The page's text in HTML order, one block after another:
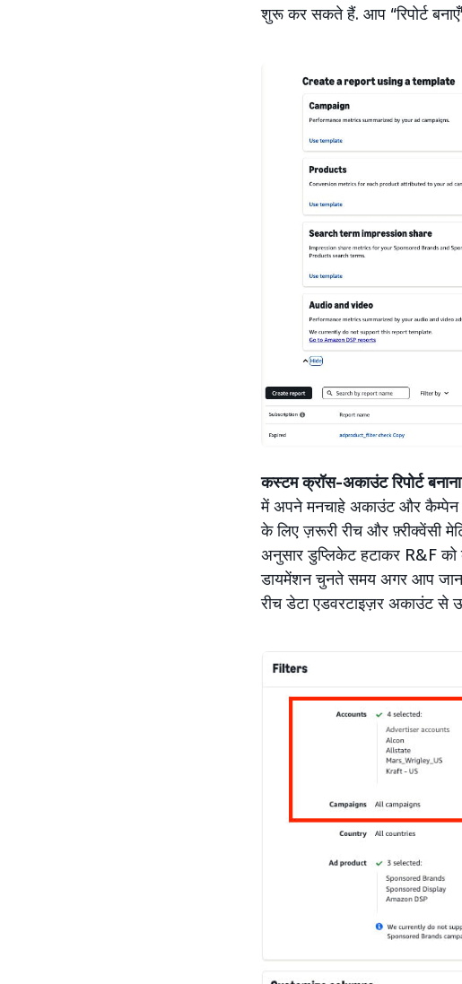
शुरू कर सकते हैं. आप “रिपोर्ट
कस्टम क्रॉस-अकाउंट रिपोर्ट
में अपने मनचाहे अकाउंट और कैम्पेन
के लिए ज़रूरी रीच और फ़्रीक्वेंसी
अनुसार डुप्लिकेट हटाकर R&F
डायमेंशन चुनते समय अगर आप
रीच डेटा एडवरटाइज़र अकाउंट से